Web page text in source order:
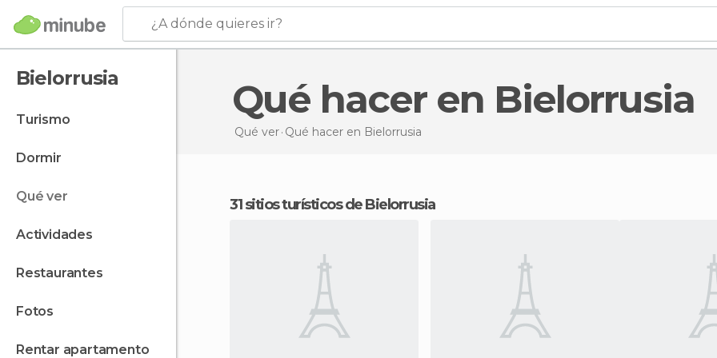
¿A dónde quieres ir?
Bielorrusia
turismo
dormir
qué ver
actividades
restaurantes
fotos
rentar apartamento
Qué hacer en Bielorrusia
Qué ver Qué hacer en Bielorrusia
31 sitios turísticos de Bielorrusia